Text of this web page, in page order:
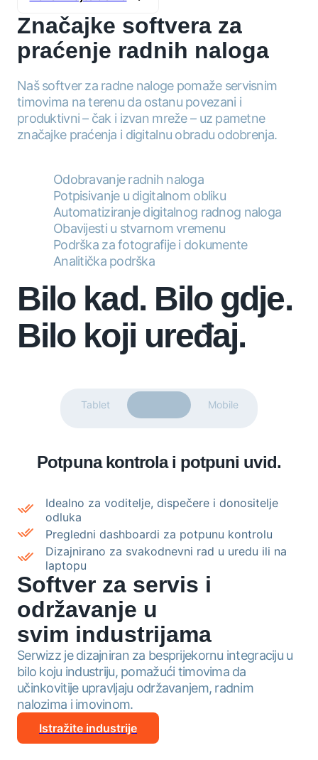
Značajke softvera za
praćenje radnih naloga
Naš softver za radne naloge pomaže servisnim
timovima na terenu da ostanu povezani i
produktivni – čak i izvan mreže – uz pametne
značajke praćenja i digitalnu obradu odobrenja.
Odobravanje radnih naloga
Potpisivanje u digitalnom obliku
Automatiziranje digitalnog radnog naloga
Obavijesti u stvarnom vremenu
Podrška za fotografije i dokumente
Analitička podrška
Bilo kad. Bilo gdje.
Bilo koji uređaj.
Tablet Mobile
Potpuna kontrola i potpuni uvid.
Idealno za voditelje, dispečere i donositelje
odluka
Pregledni dashboardi za potpunu kontrolu
Dizajnirano za svakodnevni rad u uredu ili na
laptopu
Softver za servis i
održavanje u
svim industrijama
Serwizz je dizajniran za besprijekornu integraciju u
bilo koju industriju, pomažući timovima da
učinkovitije upravljaju održavanjem, radnim
nalozima i imovinom.
Istražite industrije